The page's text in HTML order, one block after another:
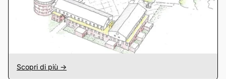
Scopri di più ->